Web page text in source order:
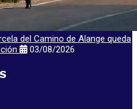
del Camino de Alange queda
03/08/2026